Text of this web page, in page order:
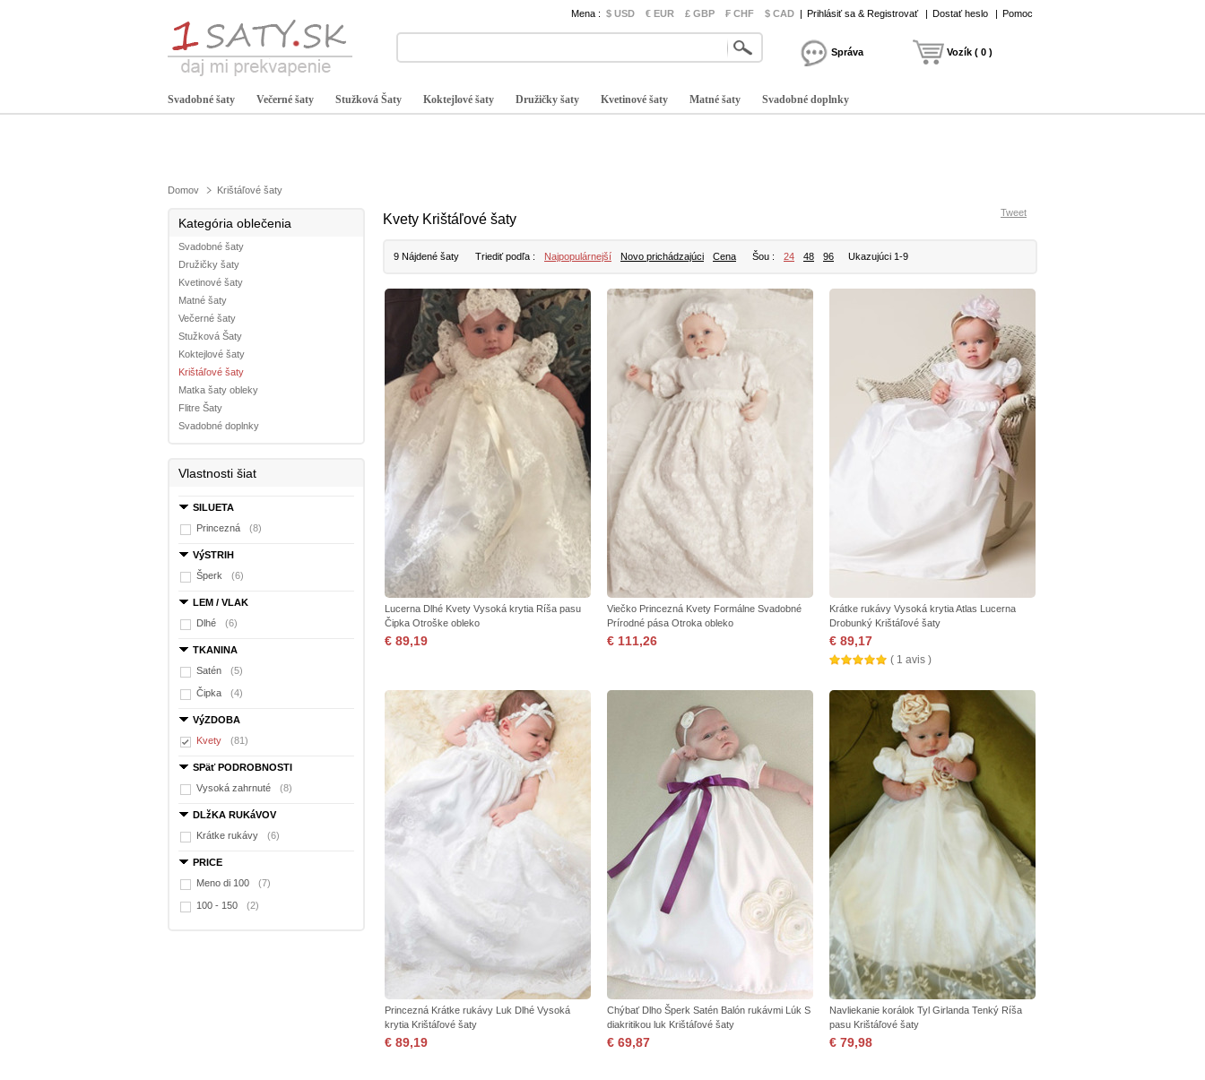
Mena : $ USD € EUR £ GBP ₣ CHF $ CAD | Prihlásiť sa & Registrovať | Dostať heslo | Pomoc
Správa Vozík ( 0 )
Svadobné šaty Večerné šaty Stužková Šaty Koktejlové šaty Družičky šaty Kvetinové šaty Matné šaty Svadobné doplnky
Domov Krištáľové šaty
Kategória oblečenia
Svadobné šaty
Družičky šaty
Kvetinové šaty
Matné šaty
Večerné šaty
Stužková Šaty
Koktejlové šaty
Krištáľové šaty
Matka šaty obleky
Flitre Šaty
Svadobné doplnky
Vlastnosti šiat
SILUETA
Princezná
(8)
VýSTRIH
Šperk
(6)
LEM / VLAK
Dlhé
(6)
TKANINA
Satén
(5)
Čipka (4)
VýZDOBA
Kvety
(81)
SPäť PODROBNOSTI
Vysoká zahrnuté
(8)
DLžKA RUKáVOV
Krátke rukávy
(6)
PRICE
Meno di 100
(7)
100 - 150 (2)
Kvety Krištáľové šaty Tweet
9 Nájdené šaty Triediť podľa : Najpopulárnejší Novo prichádzajúci Cena Šou : 24 48 96 Ukazujúci 1-9
Lucerna Dlhé Kvety Vysoká krytia Ríša pasu
Čipka Otroške obleko
€ 89,19
Viečko Princezná Kvety Formálne Svadobné
Prírodné pása Otroka obleko
€ 111,26
Krátke rukávy Vysoká krytia Atlas Lucerna
Drobunký Krištáľové šaty
€ 89,17
( 1 avis )
Princezná Krátke rukávy Luk Dlhé Vysoká
krytia Krištáľové šaty
€ 89,19
Chýbať Dlho Šperk Satén Balón rukávmi Lúk S
diakritikou luk Krištáľové šaty
€ 69,87
Navliekanie korálok Tyl Girlanda Tenký Ríša
pasu Krištáľové šaty
€ 79,98